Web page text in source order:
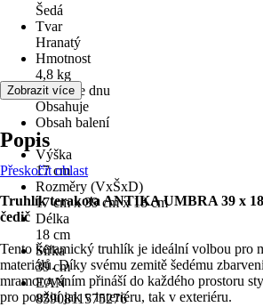
Šedá
Tvar
Hranatý
Hmotnost
4,8 kg
Otvor ve dnu
Obsahuje
Obsah balení
-
Výška
17 cm
Rozměry (VxŠxD)
17 cm x 39 cm x 18 cm
Délka
18 cm
Šířka
39 cm
EAN
8590811575276
Zobrazit více
Popis
Přeskočit oblast
Truhlík terakota ANTIKA UMBRA 39 x
čedič
Tento keramický truhlík je ideální volbou pro
materiálů. Díky svému zemitě šedému
mramorováním přináší do každého prostoru
pro použití jak v interiéru, tak v exteriéru.